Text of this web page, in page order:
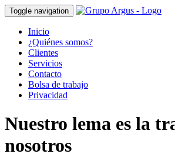
Toggle navigation
Inicio
¿Quiénes somos?
Clientes
Servicios
Contacto
Bolsa de trabajo
Privacidad
Nuestro lema es la
nosotros